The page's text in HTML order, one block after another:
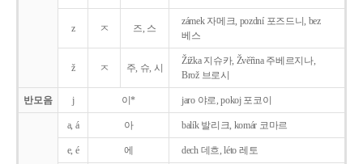
z ㅈ 즈, 스
zámek 자메크, pozdní 포즈드니, bez
베스
ž ㅈ 주, 슈, 시
Žižka 지슈카, Žvěřina 주베르지나,
Brož 브로시
반모음 j 이* jaro 야로, pokoj 포코이
a, á 아 balík 발리크, komár 코마르
e, é 에 dech 데흐, léto 레토